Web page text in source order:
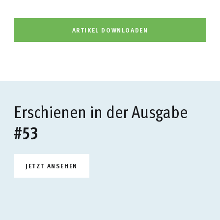
ARTIKEL DOWNLOADEN
Erschienen in der Ausgabe
#53
JETZT ANSEHEN